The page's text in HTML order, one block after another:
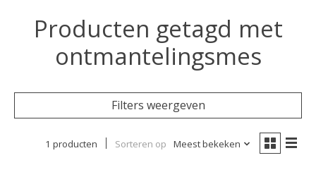
Producten getagd met
ontmantelingsmes
Filters weergeven
1 producten Sorteren op Meest bekeken